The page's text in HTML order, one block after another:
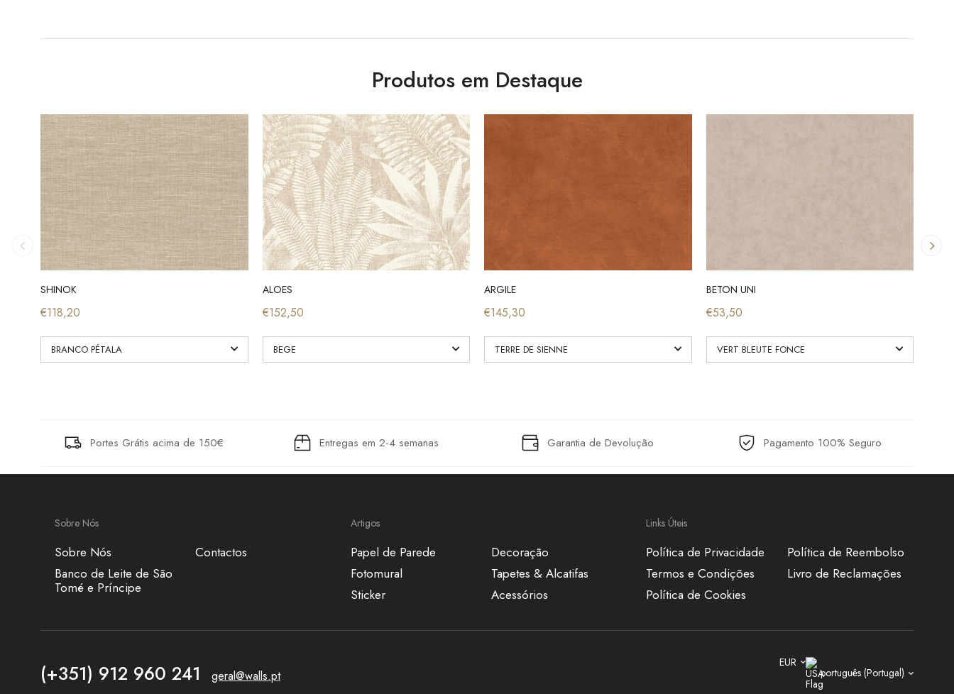
Produtos em Destaque
SHINOK
€118,20
ALOES
€152,50
ARGILE
€145,30
BETON UNI
€53,50
Portes Grátis acima de 150€ Entregas em 2-4 semanas Garantia de Devolução Pagamento 100% Seguro
Sobre Nós
Sobre Nós
Banco de Leite de São
Tomé e Príncipe
Contactos
Artigos
Papel de Parede
Fotomural
Sticker
Decoração
Tapetes & Alcatifas
Acessórios
Links Úteis
Política de Privacidade
Termos e Condições
Política de Cookies
Política de Reembolso
Livro de Reclamações
(+351) 912 960 241 geral@walls.pt
EUR
português (Portugal)